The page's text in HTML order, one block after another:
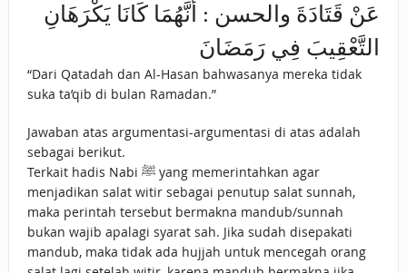
عَنْ قَتَادَةَ والحسن : أَنَّهُمَا كَانَا يَكْرَهَانِ
التَّعْقِيبَ فِي رَمَضَانَ
“Dari Qatadah dan Al-Hasan bahwasanya mereka tidak
suka ta’qib di bulan Ramadan.”
Jawaban atas argumentasi-argumentasi di atas adalah
sebagai berikut.
Terkait hadis Nabi ﷺ yang memerintahkan agar
menjadikan salat witir sebagai penutup salat sunnah,
maka perintah tersebut bermakna mandub/sunnah
bukan wajib apalagi syarat sah. Jika sudah disepakati
mandub, maka tidak ada hujjah untuk mencegah orang